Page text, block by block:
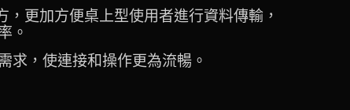
，更加方便桌上型使用者進行資料傳輸，
。
求，使連接和操作更為流暢。